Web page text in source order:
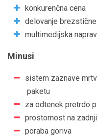
konkurenčna cena
delovanje
multimedijska
Minusi
sistem zaznave
paketu
za odtenek pretrdo
prostornost na
poraba goriva